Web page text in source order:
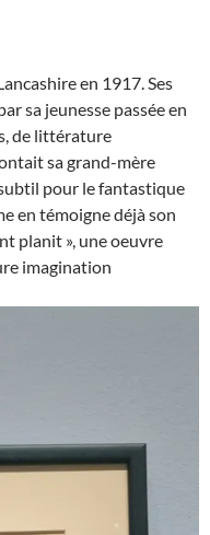
en 1917. Ses
sa jeunesse passée en
de littérature
sa grand-mère
pour le fantastique
en témoigne déjà son
planit », une oeuvre
imagination